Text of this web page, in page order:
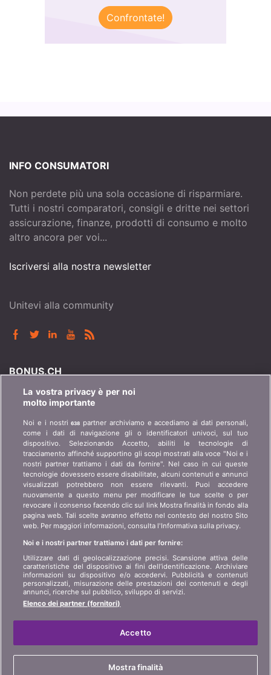
Confrontate!
INFO CONSUMATORI
Non perdete più una sola occasione di risparmiare.
Tutti i nostri comparatori, consigli e dritte nei settori
assicurazione, finanze, prodotti di consumo e molto
altro ancora per voi...
Iscriversi alla nostra newsletter
Unitevi alla community
BONUS.CH
Chi è bonus.ch? Come funzionano i comparatori?
Chi siamo?
Contatto
Pubblicità
Affiliazione
Partner
Stampa
informazioni per i clienti
art 45 LSA
Protezione dei dati
Informazioni giuridiche
Mappa del sito
LINGUA
FR IT
© 2004-2026 copyright bonus.ch SA
La vostra privacy è per noi
molto importante
Noi e i nostri638 partner archiviamo e accediamo ai dati personali,
come i dati di navigazione gli o identificatori univoci, sul tuo
dispositivo. Selezionando Accetto, abiliti le tecnologie di
tracciamento affinché supportino gli scopi mostrati alla voce "Noi e i
nostri partner trattiamo i dati da fornire". Nel caso in cui queste
tecnologie dovessero essere disabilitate, alcuni contenuti e annunci
visualizzati potrebbero non essere rilevanti. Puoi accedere
nuovamente a questo menu per modificare le tue scelte o per
revocare il consenso facendo clic sul link Mostra finalità in fondo alla
pagina web. Tali scelte avranno effetto nel contesto del nostro Sito
web. Per maggiori informazioni, consulta l'Informativa sulla privacy.
Noi e i nostri partner trattiamo i dati per fornire:
Utilizzare dati di geolocalizzazione precisi. Scansione attiva delle
caratteristiche del dispositivo ai fini dell’identificazione. Archiviare
informazioni su dispositivo e/o accedervi. Pubblicità e contenuti
personalizzati, misurazione delle prestazioni dei contenuti e degli
annunci, ricerche sul pubblico, sviluppo di servizi.
Elenco dei partner (fornitori)
Accetto
Mostra finalità